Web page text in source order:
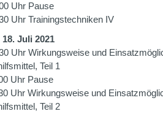
Uhr Pause
Uhr Trainingstechniken IV
Juli 2021
Uhr Wirkungsweise und
Teil 1
Uhr Pause
Uhr Wirkungsweise und
Teil 2